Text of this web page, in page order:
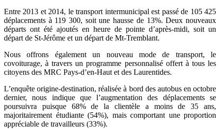
Entre 2013 et 2014, le transport intermunicipal est passé de 105 425
déplacements à 119 300, soit une hausse de 13%. Deux nouveaux
départs ont été ajoutés en heure de pointe d’après-midi, soit un
départ de St-Jérôme et un départ de Mt-Tremblant.
Nous offrons également un nouveau mode de transport, le
covoiturage, à travers un programme personnalisé offert à tous les
citoyens des MRC Pays-d’en-Haut et des Laurentides.
L’enquête origine-destination, réalisée à bord des autobus en octobre
dernier, nous indique que l’augmentation des déplacements se
poursuivra puisque 68% de la clientèle a moins de 35 ans,
majoritairement étudiante (54%), mais comportant une proportion
appréciable de travailleurs (33%).